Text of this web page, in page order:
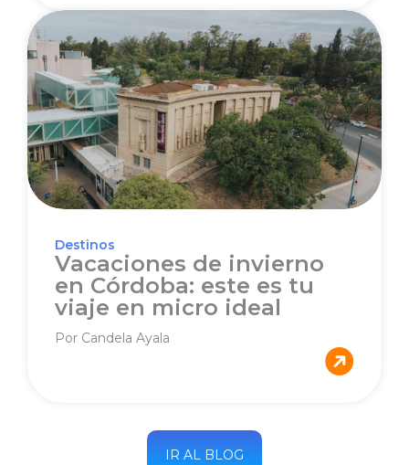
Destinos
Vacaciones de invierno
en Córdoba: este es tu
viaje en micro ideal
Por Candela Ayala
IR AL BLOG